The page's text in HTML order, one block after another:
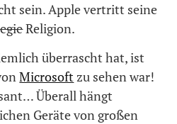
sein. Apple vertritt seine
Religion.
überrascht hat, ist
Microsoft zu sehen war!
Überall hängt
Geräte von großen